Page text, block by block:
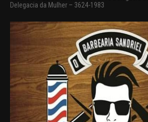
Delegacia da Mulher – 3624-1983